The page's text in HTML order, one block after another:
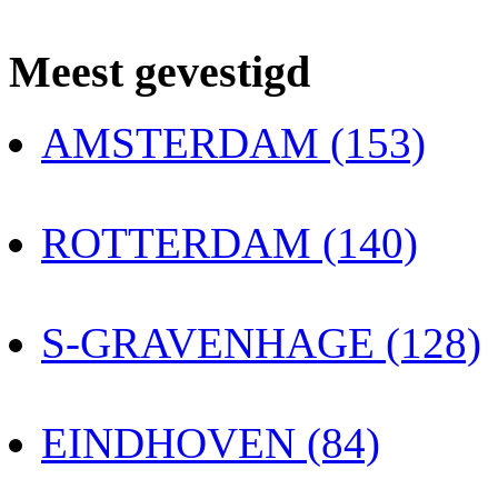
Meest gevestigd
AMSTERDAM (153)
ROTTERDAM (140)
S-GRAVENHAGE (128)
EINDHOVEN (84)